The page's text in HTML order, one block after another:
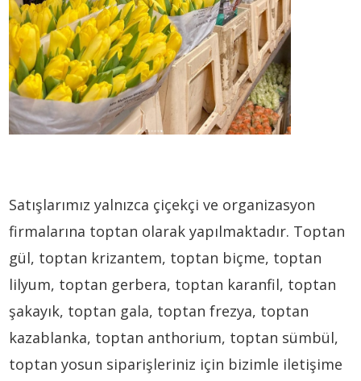
Satışlarımız yalnızca çiçekçi ve organizasyon
firmalarına toptan olarak yapılmaktadır. Toptan
gül, toptan krizantem, toptan biçme, toptan
lilyum, toptan gerbera, toptan karanfil, toptan
şakayık, toptan gala, toptan frezya, toptan
kazablanka, toptan anthorium, toptan sümbül,
toptan yosun siparişleriniz için bizimle iletişime